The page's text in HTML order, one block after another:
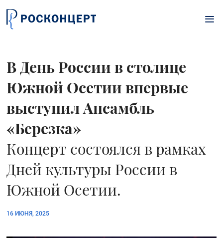
В День России в столице
Южной Осетии впервые
выступил Ансамбль
«Березка»
Концерт состоялся в рамках
Дней культуры России в
Южной Осетии.
16 ИЮНЯ, 2025